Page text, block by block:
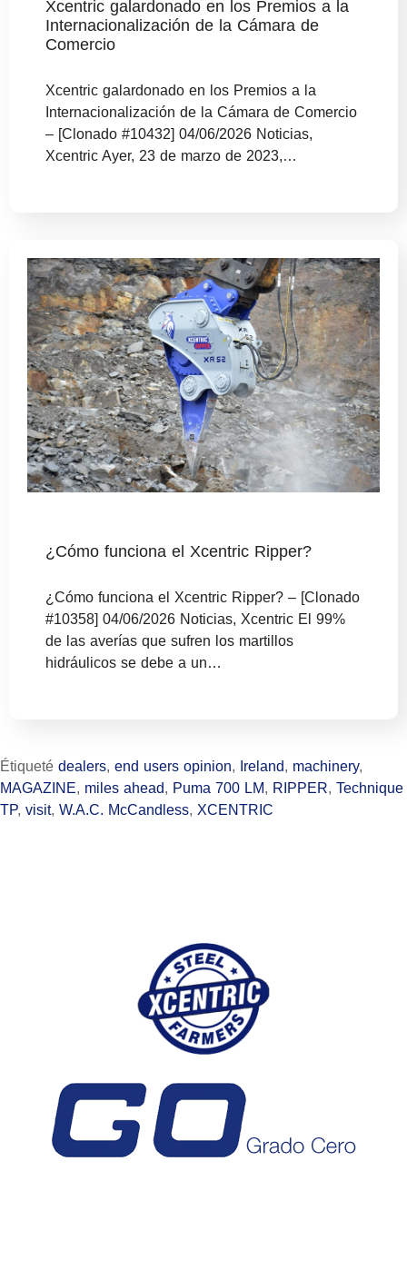
Xcentric galardonado en los Premios a la
Internacionalización de la Cámara de
Comercio
Xcentric galardonado en los Premios a la
Internacionalización de la Cámara de Comercio
– [Clonado #10432] 04/06/2026 Noticias,
Xcentric Ayer, 23 de marzo de 2023,…
¿Cómo funciona el Xcentric Ripper?
¿Cómo funciona el Xcentric Ripper? – [Clonado
#10358] 04/06/2026 Noticias, Xcentric El 99%
de las averías que sufren los martillos
hidráulicos se debe a un…
Étiqueté dealers, end users opinion, Ireland, machinery,
MAGAZINE, miles ahead, Puma 700 LM, RIPPER, Technique
TP, visit, W.A.C. McCandless, XCENTRIC